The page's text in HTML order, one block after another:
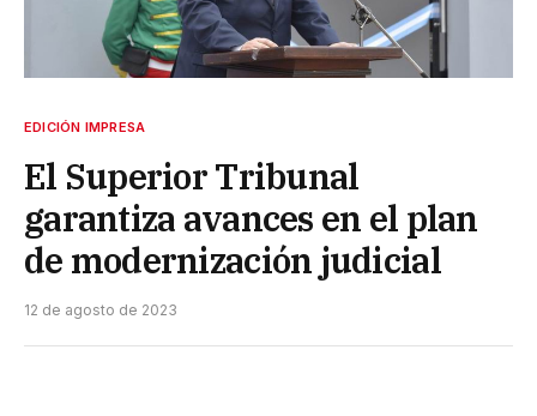
EDICIÓN IMPRESA
El Superior Tribunal
garantiza avances en el plan
de modernización judicial
12 de agosto de 2023